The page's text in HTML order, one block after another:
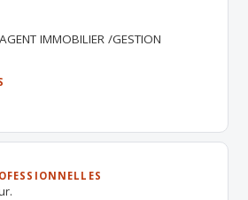
IMMOBILIER /GESTION